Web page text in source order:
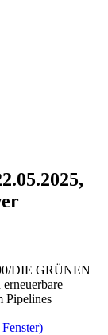
DIE GRÜNEN
Pipelines